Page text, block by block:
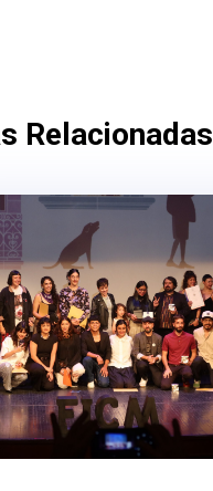
Relacionadas